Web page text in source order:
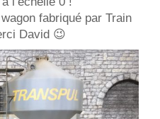
fabriqué par Train
David 😉